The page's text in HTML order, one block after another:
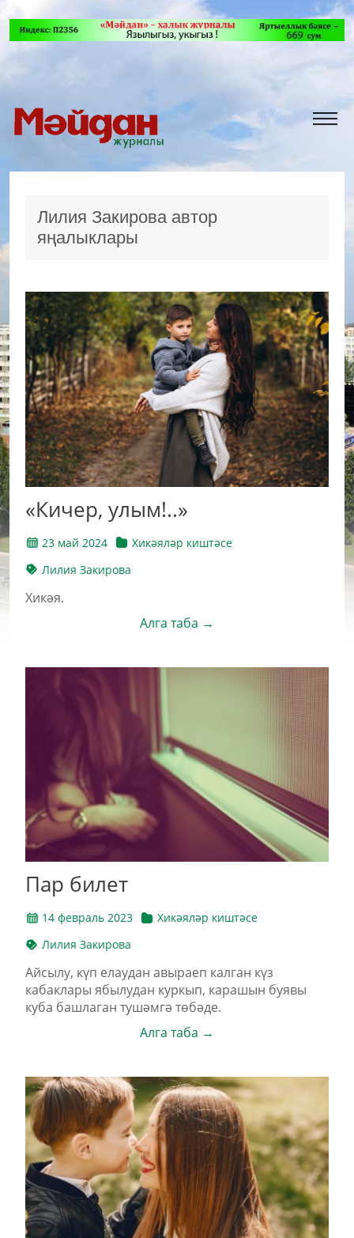
Лилия Закирова автор
яңалыклары
«Кичер, улым!..»
23 май 2024
Хикәяләр киштәсе
Лилия Закирова
Хикәя.
Алга таба →
Пар билет
14 февраль 2023
Хикәяләр киштәсе
Лилия Закирова
Айсылу, күп елаудан авыраеп калган күз
кабаклары ябылудан куркып, карашын буявы
куба башлаган тушәмгә төбәде.
Алга таба →